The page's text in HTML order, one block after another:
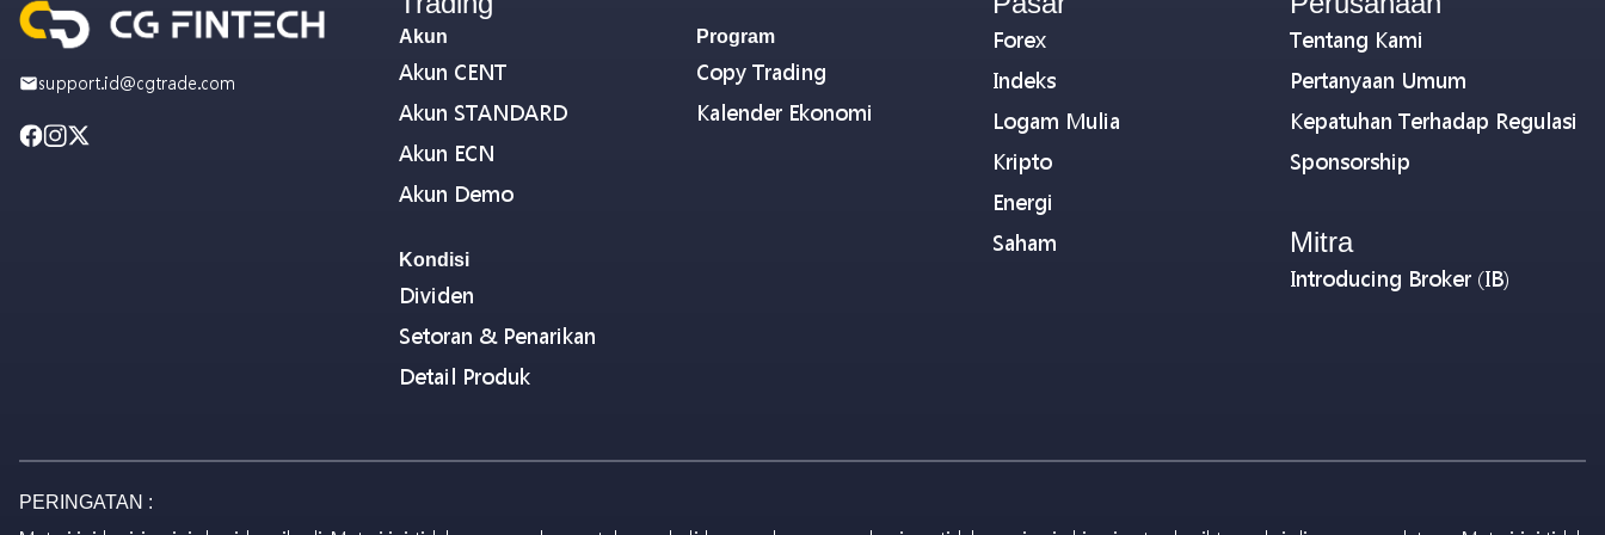
support.id@cgtrade.com
Akun
Akun CENT
Akun STANDARD
Akun ECN
Akun Demo
Kondisi
Dividen
Setoran & Penarikan
Detail Produk
Program
Copy Trading
Kalender Ekonomi
Forex
Indeks
Logam Mulia
Kripto
Energi
Saham
Tentang Kami
Pertanyaan Umum
Kepatuhan Terhadap Regulasi
Sponsorship
Mitra
Introducing Broker (IB)
PERINGATAN :